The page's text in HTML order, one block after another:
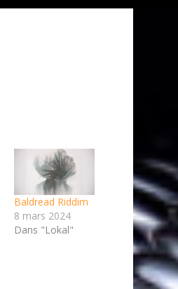
Baldread Riddim
8 mars 2024
Dans "Lokal"